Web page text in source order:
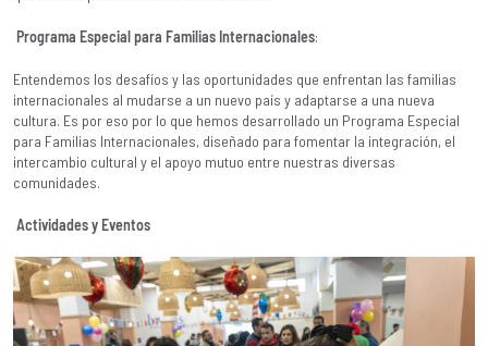
Programa Especial para Familias Internacionales:
Entendemos los desafíos y las oportunidades que enfrentan las familias
internacionales al mudarse a un nuevo país y adaptarse a una nueva
cultura. Es por eso por lo que hemos desarrollado un Programa Especial
para Familias Internacionales, diseñado para fomentar la integración, el
intercambio cultural y el apoyo mutuo entre nuestras diversas
comunidades.
Actividades y Eventos